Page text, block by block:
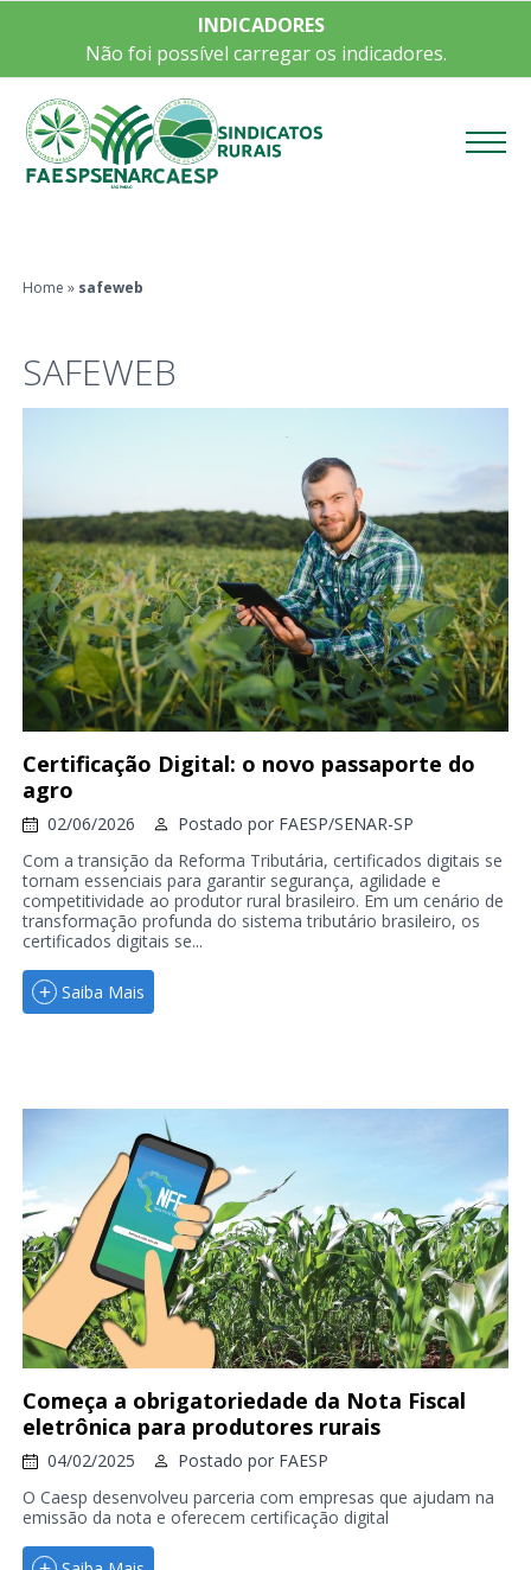
INDICADORES
Não foi possível carregar os indicadores.
Home » safeweb
SAFEWEB
Certificação Digital: o novo passaporte do
agro
02/06/2026 Postado por FAESP/SENAR-SP
Com a transição da Reforma Tributária, certificados digitais se
tornam essenciais para garantir segurança, agilidade e
competitividade ao produtor rural brasileiro. Em um cenário de
transformação profunda do sistema tributário brasileiro, os
certificados digitais se...
Saiba Mais
Começa a obrigatoriedade da Nota Fiscal
eletrônica para produtores rurais
04/02/2025 Postado por FAESP
O Caesp desenvolveu parceria com empresas que ajudam na
emissão da nota e oferecem certificação digital